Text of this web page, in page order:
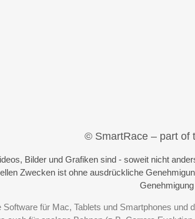
© SmartRace – part of
Bilder und Grafiken sind - soweit nicht
Zwecken ist ohne ausdrückliche
für Mac, Tablets und Smartphones